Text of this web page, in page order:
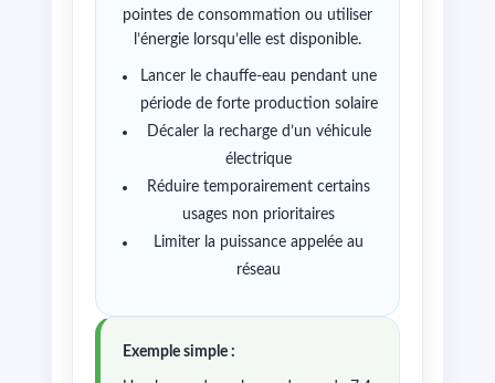
pointes de consommation ou utiliser
l’énergie lorsqu’elle est disponible.
Lancer le chauffe-eau pendant une
période de forte production solaire
Décaler la recharge d’un véhicule
électrique
Réduire temporairement certains
usages non prioritaires
Limiter la puissance appelée au
réseau
Exemple simple :